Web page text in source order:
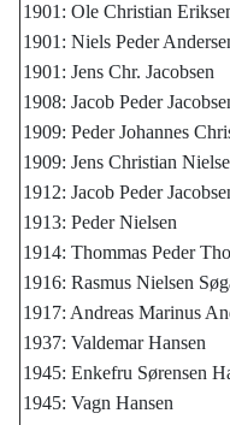
1901: Ole Christian
1901: Niels Peder
1901: Jens Chr. Jacobsen
1908: Jacob Peder
1909: Peder Johannes
1909: Jens Christian
1912: Jacob Peder
1913: Peder Nielsen
1914: Thommas Peder
1916: Rasmus Nielsen
1917: Andreas Marinus
1937: Valdemar Hansen
1945: Enkefru Sørensen
1945: Vagn Hansen